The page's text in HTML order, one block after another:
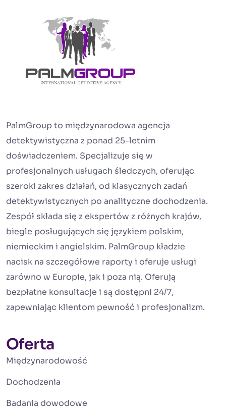
PalmGroup to międzynarodowa agencja
detektywistyczna z ponad 25-letnim
doświadczeniem. Specjalizuje się w
profesjonalnych usługach śledczych, oferując
szeroki zakres działań, od klasycznych zadań
detektywistycznych po analityczne dochodzenia.
Zespół składa się z ekspertów z różnych krajów,
biegle posługujących się językiem polskim,
niemieckim i angielskim. PalmGroup kładzie
nacisk na szczegółowe raporty i oferuje usługi
zarówno w Europie, jak i poza nią. Oferują
bezpłatne konsultacje i są dostępni 24/7,
zapewniając klientom pewność i profesjonalizm.
Oferta
Międzynarodowość
Dochodzenia
Badania dowodowe